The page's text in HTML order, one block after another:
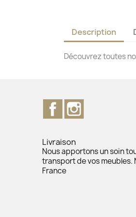
Description
Découvrez toutes
Facebook
Livraison
Nous apportons un soin
transport de vos meubles.
France